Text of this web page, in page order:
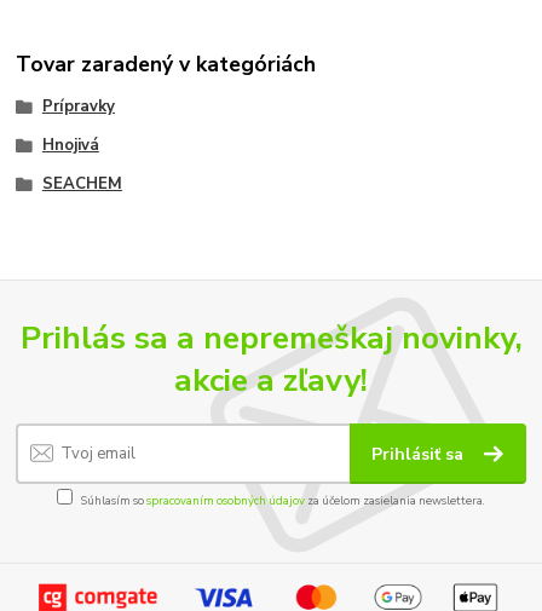
Tovar zaradený v kategóriách
Prípravky
Hnojivá
SEACHEM
Prihlás sa a nepremeškaj novinky,
akcie a zľavy!
Prihlásiť sa
Súhlasím sospracovaním osobných údajov za účelom zasielania newslettera.